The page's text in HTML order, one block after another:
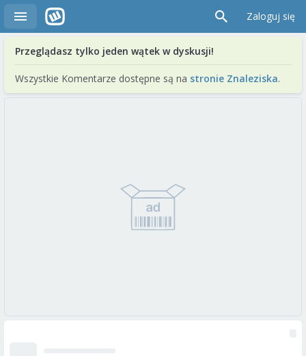
Zaloguj się
Przeglądasz tylko jeden wątek w dyskusji!
Wszystkie Komentarze dostępne są na stronie Znaleziska.